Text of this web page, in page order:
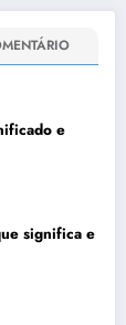
e
significa e